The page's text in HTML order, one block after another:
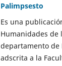
Palimpsesto
Es una
Humanidades de
departamento de
adscrita a la